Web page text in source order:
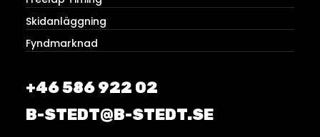
Skidanläggning
Fyndmarknad
+46 586 922 02
B-STEDT@B-STEDT.SE